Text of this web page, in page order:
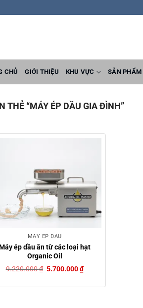
CHỦ GIỚI THIỆU KHU VỰC SẢN PHẨM
THẺ “MÁY ÉP DẦU GIA ĐÌNH”
MÁY ÉP DẦU
ép dầu ăn từ các loại hạt
Organic Oil
9.220.000₫ Giá
9.220.000 ₫.
5.700.000₫Giá
hiện
là: